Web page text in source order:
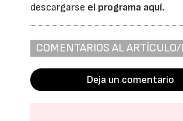
descargarse el programa aquí.
COMENTARIOS AL
Deja un comentario